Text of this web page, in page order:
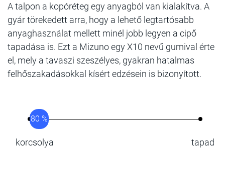
A talpon a kopóréteg egy anyagból van kialakítva. A
gyár törekedett arra, hogy a lehető legtartósabb
anyaghasználat mellett minél jobb legyen a cipő
tapadása is. Ezt a Mizuno egy X10 nevű gumival érte
el, mely a tavaszi szeszélyes, gyakran hatalmas
felhőszakadásokkal kísért edzésein is bizonyított.
80 %
korcsolya tapad